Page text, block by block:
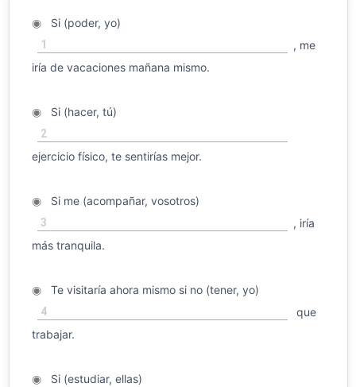
◉Si (poder, yo)
1
, me
iría de vacaciones mañana mismo.
◉Si (hacer, tú)
2
ejercicio físico, te sentirías mejor.
◉Si me (acompañar, vosotros)
3
, iría
más tranquila.
◉Te visitaría ahora mismo si no (tener, yo)
4
que
trabajar.
◉Si (estudiar, ellas)